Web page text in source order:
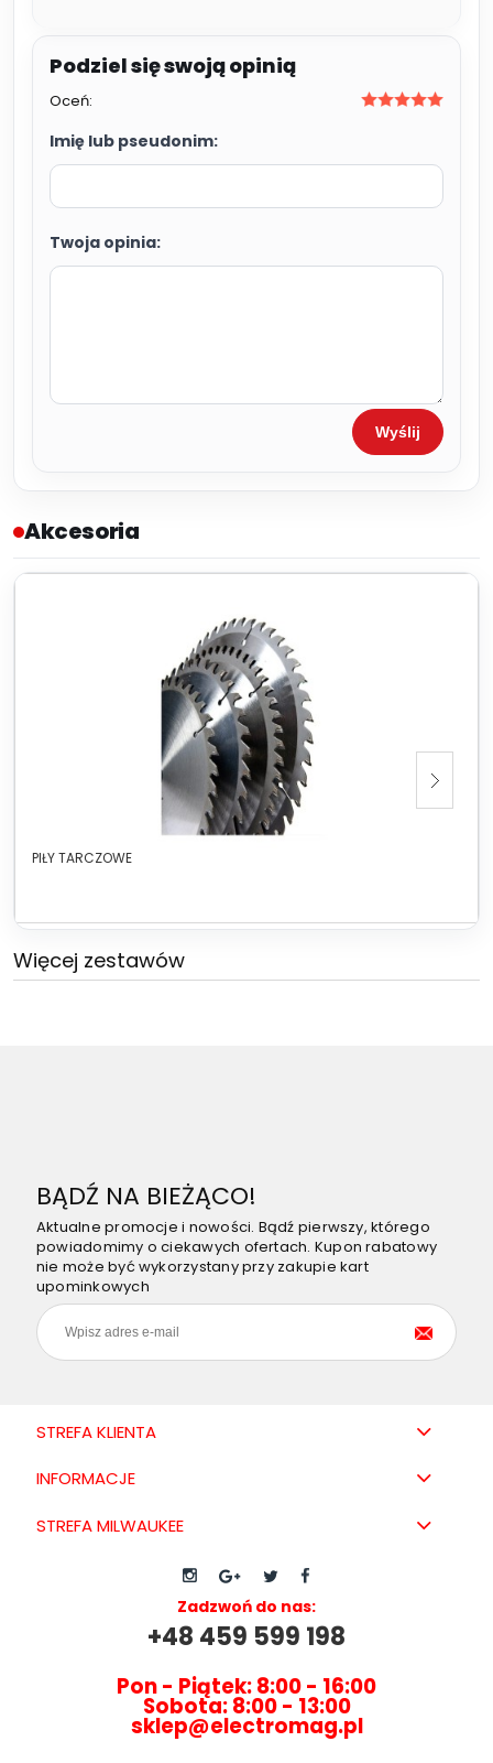
Oceń:
Imię lub pseudonim:
Twoja opinia:
Wyślij
Akcesoria
PIŁY TARCZOWE
Więcej zestawów
BĄDŹ NA BIEŻĄCO!
Aktualne promocje i nowości. Bądź pierwszy, którego
powiadomimy o ciekawych ofertach. Kupon rabatowy
nie może być wykorzystany przy zakupie kart
upominkowych
STREFA KLIENTA
INFORMACJE
STREFA MILWAUKEE
Zadzwoń do nas:
+48 459 599 198
Pon - Piątek: 8:00 - 16:00
Sobota: 8:00 - 13:00
sklep@electromag.pl